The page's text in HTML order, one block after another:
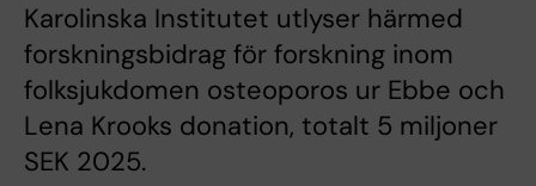
Karolinska Institutet utlyser härmed
forskningsbidrag för forskning inom
folksjukdomen osteoporos ur Ebbe och
Lena Krooks donation, totalt 5 miljoner
SEK 2025.